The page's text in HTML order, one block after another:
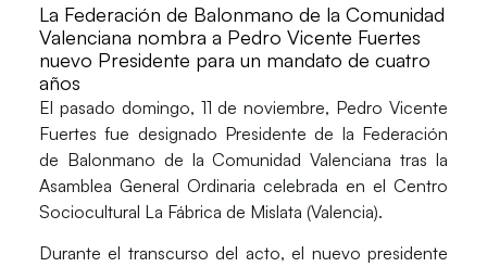
La Federación de Balonmano de la Comunidad
Valenciana nombra a Pedro Vicente Fuertes
nuevo Presidente para un mandato de cuatro
años
El pasado domingo, 11 de noviembre, Pedro Vicente
Fuertes fue designado Presidente de la Federación
de Balonmano de la Comunidad Valenciana tras la
Asamblea General Ordinaria celebrada en el Centro
Sociocultural La Fábrica de Mislata (Valencia).
Durante el transcurso del acto, el nuevo presidente